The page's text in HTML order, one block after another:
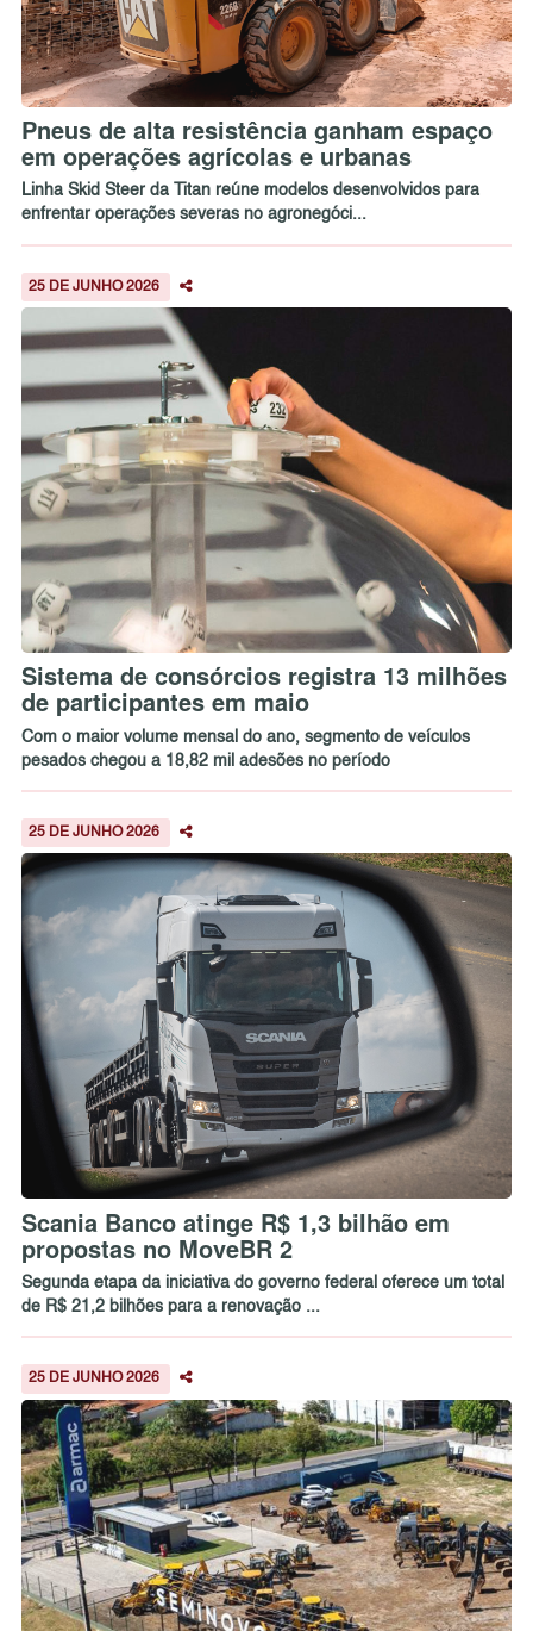
Pneus de alta resistência ganham espaço
em operações agrícolas e urbanas
Linha Skid Steer da Titan reúne modelos desenvolvidos para
enfrentar operações severas no agronegóci...
25 DE JUNHO 2026
Sistema de consórcios registra 13 milhões
de participantes em maio
Com o maior volume mensal do ano, segmento de veículos
pesados chegou a 18,82 mil adesões no período
25 DE JUNHO 2026
Scania Banco atinge R$ 1,3 bilhão em
propostas no MoveBR 2
Segunda etapa da iniciativa do governo federal oferece um total
de R$ 21,2 bilhões para a renovação ...
25 DE JUNHO 2026